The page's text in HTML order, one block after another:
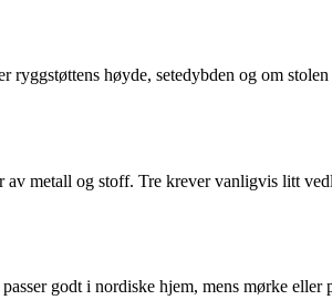
høyde, setedybden og om
metall og stoff. Tre krever vanligvis litt
godt i nordiske hjem, mens mørke